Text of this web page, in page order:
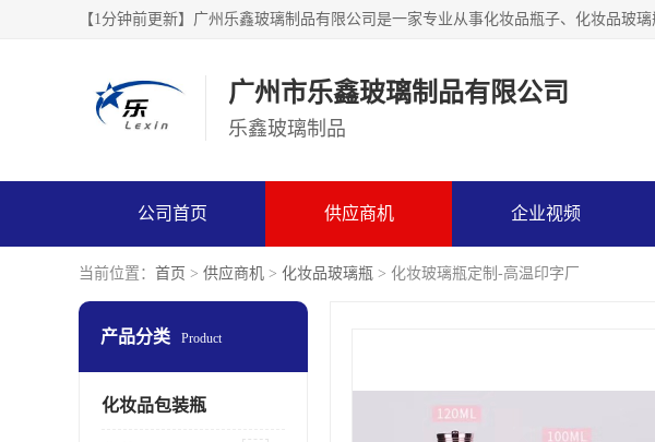
广州市乐鑫玻璃制品有限公司
乐鑫玻璃制品
公司首页 供应商机 企业视频
当前位置： 首页 > 供应商机 > 化妆品玻璃瓶 > 化妆玻璃瓶定制-高温印字厂
产品分类 Product
化妆品包装瓶